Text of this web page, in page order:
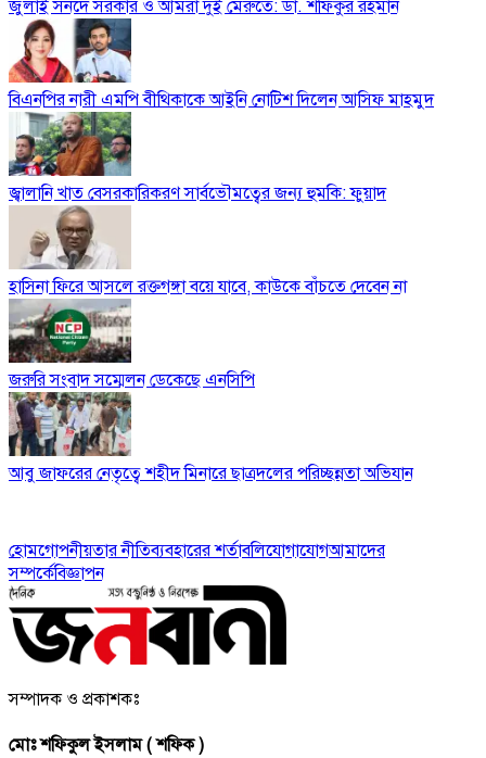
জুলাই সনদে সরকার ও আমরা দুই মেরুতে: ডা. শফিকুর রহমান
বিএনপির নারী এমপি বীথিকাকে আইনি নোটিশ দিলেন আসিফ মাহমুদ
জ্বালানি খাত বেসরকারিকরণ সার্বভৌমত্বের জন্য হুমকি: ফুয়াদ
হাসিনা ফিরে আসলে রক্তগঙ্গা বয়ে যাবে, কাউকে বাঁচতে দেবেন না
জরুরি সংবাদ সম্মেলন ডেকেছে এনসিপি
আবু জাফরের নেতৃত্বে শহীদ মিনারে ছাত্রদলের পরিচ্ছন্নতা অভিযান
হোমগোপনীয়তার নীতিব্যবহারের শর্তাবলিযোগাযোগআমাদের
সম্পর্কেবিজ্ঞাপন
সম্পাদক ও প্রকাশকঃ
মোঃ শফিকুল ইসলাম ( শফিক )